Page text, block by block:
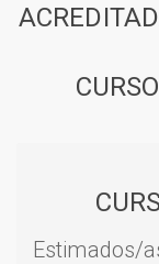
Estimados/